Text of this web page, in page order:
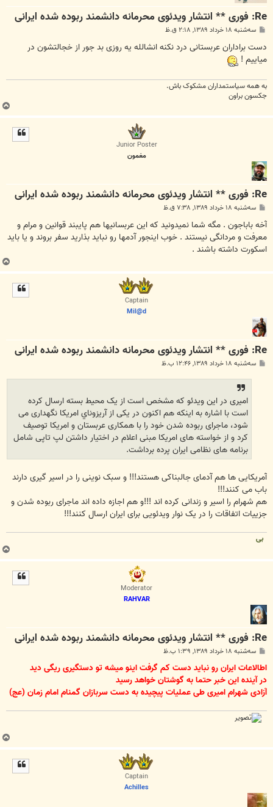
Re: فوری ** انتشار ویدئوی محرمانه دانشمند ربوده شده ایرانی
پ
ت
سه‌شنبه ۱۸ خرداد ۱۳۸۹, ۲:۱۸ ق.ظ
دست براداران عربستانی درد نکنه انشالله یه روزی بد جور از خجالتشون در
میاییم !
به همه سياستمداران مشکوک باش.
جکسون براون
ب
ا
Junior Poster
مغمون
Re: فوری ** انتشار ویدئوی محرمانه دانشمند ربوده شده ایرانی
پ
ت
سه‌شنبه ۱۸ خرداد ۱۳۸۹, ۷:۳۸ ق.ظ
آخه باباجون . مگه شما نمیدونید که این عربسانیها هم پایبند قوانین و مرام و
معرفت و مردانگی نیستند . خوب اینجور آدمها رو نباید بذارید سفر بروند و یا باید
اسکورت داشته باشند .
ب
ا
Captain
Mil@d
Re: فوری ** انتشار ویدئوی محرمانه دانشمند ربوده شده ایرانی
پ سه‌شنبه ۱۸ خرداد ۱۳۸۹, ۱۲:۴۶ ب.ظ
امیری در این ویدئو که مشخص است از یک محیط بسته ارسال کرده
است با اشاره به اینکه هم اکنون در یکی از آريزوناي امریکا نگهداری می
شود، ماجرای ربوده شدن خود را با همکاری عربستان و امریکا توصیف
کرد و از خواسته های امریکا مبنی اعلام در اختیار داشتن لپ تاپی شامل
برنامه های نظامی ایران پرده برداشت.
آمریکایی ها هم آدمای جالبناکی هستند!!! و سبک نوینی را در اسیر گیری دارند
باب می کنند!!!
هم شهرام را اسیر و زندانی کرده اند !!!و هم اجازه داده اند ماجرای ربوده شدن و
جزییات اتفاقات را در یک نوار ویدئویی برای ایران ارسال کنند!!!
بی
ب
ا
Moderator
RAHVAR
Re: فوری ** انتشار ویدئوی محرمانه دانشمند ربوده شده ایرانی
پ
ت
سه‌شنبه ۱۸ خرداد ۱۳۸۹, ۱:۳۹ ب.ظ
اطالاعات ایران رو نباید دست کم گرفت اینو میشه تو دستگیری ریگی دید
در آینده این خبر حتما به گوشتان خواهد رسید
آزادی شهرام امیری طی عملیات پیچیده به دست سربازان گمنام امام زمان (عج)
ب
ا
Captain
Achilles